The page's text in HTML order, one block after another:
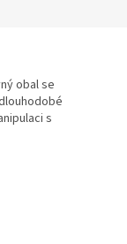
obal se
s